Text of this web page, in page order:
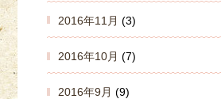
2016年11月 (3)
2016年10月 (7)
2016年9月 (9)